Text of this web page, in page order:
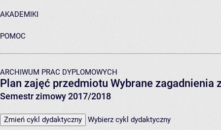
AKADEMIKI
POMOC
ARCHIWUM PRAC DYPLOMOWYCH
Plan zajęć przedmiotu Wybrane
Semestr zimowy 2017/2018
Zmień cykl dydaktyczny Wybierz cykl dydaktyczny